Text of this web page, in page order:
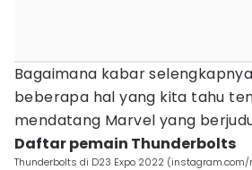
Bagaimana kabar
beberapa hal yang kita tahu
mendatang Marvel yang
Daftar pemain Thunderbolts
Thunderbolts di D23 Expo 2022